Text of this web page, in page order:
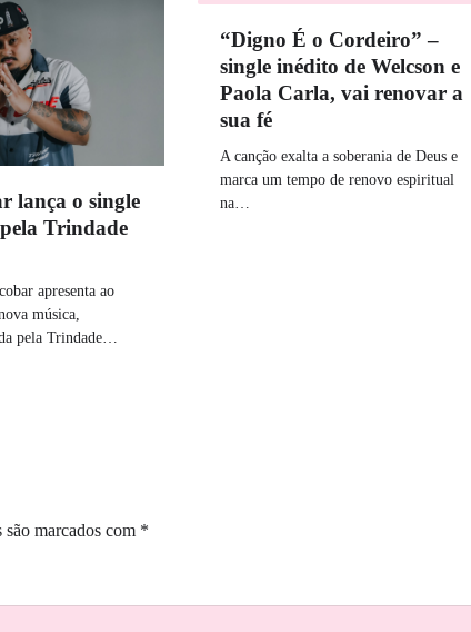
lança o single
Trindade
apresenta ao
música,
pela Trindade…
“Digno É o Cordeiro” –
single inédito de Welcson e
Paola Carla, vai renovar a
sua fé
A canção exalta a soberania de Deus e
marca um tempo de renovo espiritual
na…
marcados com *